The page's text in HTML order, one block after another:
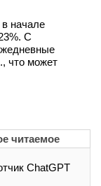
начале
С
что может
читаемое
ChatGPT